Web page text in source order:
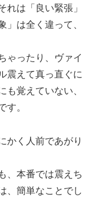
れは「良い緊張」
」は全く違って、
ゃったり、ヴァイ
震えて真っ直ぐに
も覚えていない、
す。
かく人前であがり
、本番では震えち
、簡単なことでし